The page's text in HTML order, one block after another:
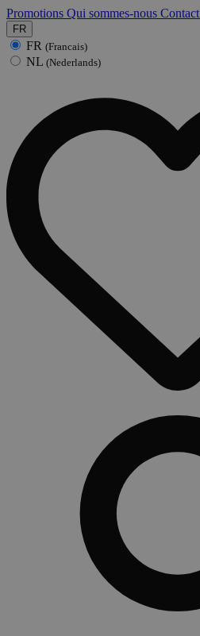
Promotions Qui sommes-nous Contact
FR
FR (Francais)
NL (Nederlands)